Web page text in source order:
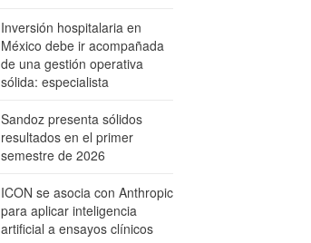
Inversión hospitalaria en
México debe ir acompañada
de una gestión operativa
sólida: especialista
Sandoz presenta sólidos
resultados en el primer
semestre de 2026
ICON se asocia con Anthropic
para aplicar inteligencia
artificial a ensayos clínicos